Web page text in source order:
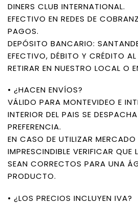
DINERS CLUB INTERNATIONAL.
EFECTIVO EN REDES DE
PAGOS.
DEPÓSITO BANCARIO:
EFECTIVO, DÉBITO Y CRÉDITO
RETIRAR EN NUESTRO LOCAL O
• ¿HACEN ENVÍOS?
VÁLIDO PARA MONTEVIDEO E
INTERIOR DEL PAIS SE
PREFERENCIA.
EN CASO DE UTILIZAR MERCADO
IMPRESCINDIBLE VERIFICAR
SEAN CORRECTOS PARA UNA
PRODUCTO.
• ¿LOS PRECIOS INCLUYEN IVA?